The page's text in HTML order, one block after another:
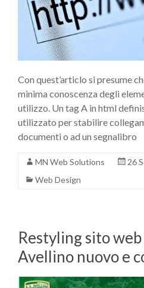
Con quest’articlo si presume
minima conoscenza degli
utilizzo. Un tag A in html
utilizzato per stabilire
documenti o ad un segnalibro
MN Web Solutions
26
Web Design
Restyling sito web
Avellino nuovo e